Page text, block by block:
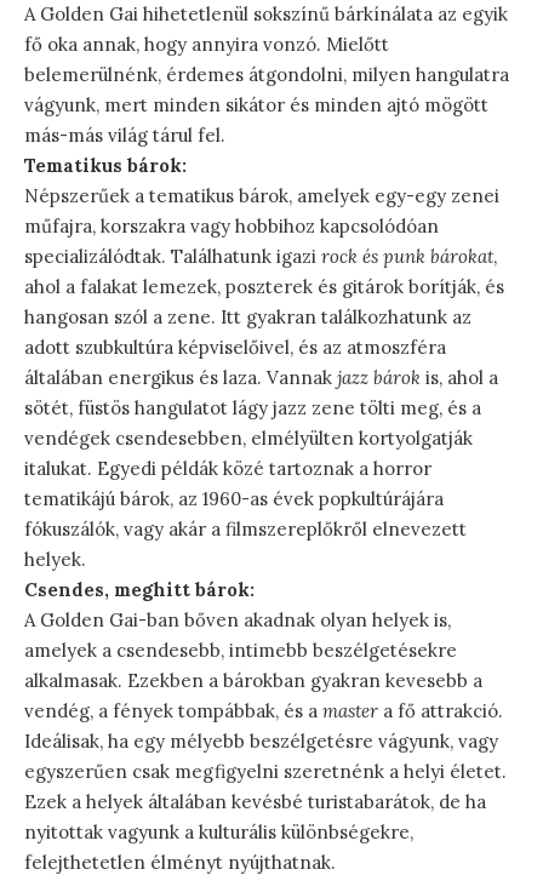
A Golden Gai hihetetlenül sokszínű bárkínálata az egyik
fő oka annak, hogy annyira vonzó. Mielőtt
belemerülnénk, érdemes átgondolni, milyen hangulatra
vágyunk, mert minden sikátor és minden ajtó mögött
más-más világ tárul fel.
Tematikus bárok:
Népszerűek a tematikus bárok, amelyek egy-egy zenei
műfajra, korszakra vagy hobbihoz kapcsolódóan
specializálódtak. Találhatunk igazi rock és punk bárokat,
ahol a falakat lemezek, poszterek és gitárok borítják, és
hangosan szól a zene. Itt gyakran találkozhatunk az
adott szubkultúra képviselőivel, és az atmoszféra
általában energikus és laza. Vannak jazz bárok is, ahol a
sötét, füstös hangulatot lágy jazz zene tölti meg, és a
vendégek csendesebben, elmélyülten kortyolgatják
italukat. Egyedi példák közé tartoznak a horror
tematikájú bárok, az 1960-as évek popkultúrájára
fókuszálók, vagy akár a filmszereplőkről elnevezett
helyek.
Csendes, meghitt bárok:
A Golden Gai-ban bőven akadnak olyan helyek is,
amelyek a csendesebb, intimebb beszélgetésekre
alkalmasak. Ezekben a bárokban gyakran kevesebb a
vendég, a fények tompábbak, és a master a fő attrakció.
Ideálisak, ha egy mélyebb beszélgetésre vágyunk, vagy
egyszerűen csak megfigyelni szeretnénk a helyi életet.
Ezek a helyek általában kevésbé turistabarátok, de ha
nyitottak vagyunk a kulturális különbségekre,
felejthetetlen élményt nyújthatnak.